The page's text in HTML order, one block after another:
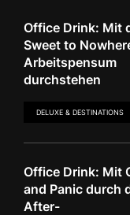
Office Drink: Mit
Sweet to
Arbeitspensum
durchstehen
DELUXE & DESTINATIONS
Office Drink: Mit
and Panic durch
After-